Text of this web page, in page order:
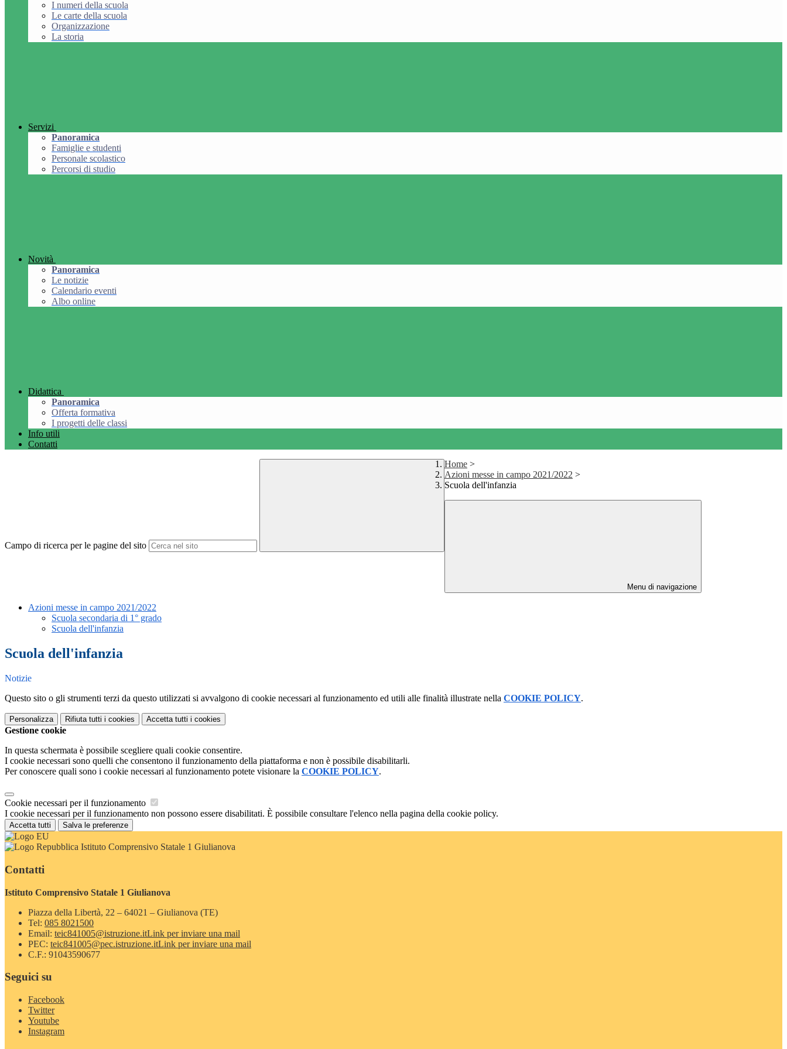
I numeri della scuola
Le carte della scuola
Organizzazione
La storia
Servizi
Panoramica
Famiglie e studenti
Personale scolastico
Percorsi di studio
Novità
Panoramica
Le notizie
Calendario eventi
Albo online
Didattica
Panoramica
Offerta formativa
I progetti delle classi
Info utili
Contatti
Campo di ricerca per le pagine del sito
Home >
Azioni messe in campo 2021/2022 >
Scuola dell'infanzia
Menu di navigazione
Azioni messe in campo 2021/2022
Scuola secondaria di 1° grado
Scuola dell'infanzia
Scuola dell'infanzia
Notizie
Questo sito o gli strumenti terzi da questo utilizzati si avvalgono di cookie necessari al funzionamento ed utili alle finalità illustrate nella COOKIE POLICY.
Personalizza Rifiuta tutti i cookies Accetta tutti i cookies
Gestione cookie
In questa schermata è possibile scegliere quali cookie consentire.
I cookie necessari sono quelli che consentono il funzionamento della piattaforma e non è possibile disabilitarli.
Per conoscere quali sono i cookie necessari al funzionamento potete visionare la COOKIE POLICY.
Cookie necessari per il funzionamento
I cookie necessari per il funzionamento non possono essere disabilitati. È possibile consultare l'elenco nella pagina della cookie policy.
Accetta tutti Salva le preferenze
Istituto Comprensivo Statale 1 Giulianova
Contatti
Istituto Comprensivo Statale 1 Giulianova
Piazza della Libertà, 22 – 64021 – Giulianova (TE)
Tel: 085 8021500
Email: teic841005@istruzione.itLink per inviare una mail
PEC: teic841005@pec.istruzione.itLink per inviare una mail
C.F.: 91043590677
Seguici su
Facebook
Twitter
Youtube
Instagram